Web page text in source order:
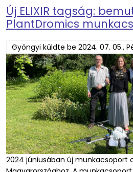
Új ELIXIR tagság:
PlantDromics
Gyöngyi küldte be 2024. 07. 05.,
2024 júniusában új munkacsoport